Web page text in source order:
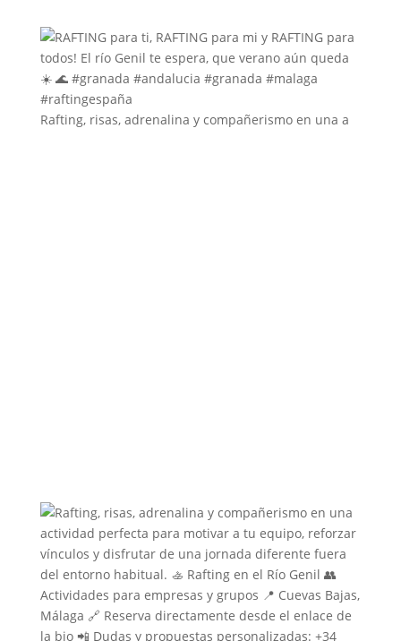
Rafting, risas, adrenalina y compañerismo en una a